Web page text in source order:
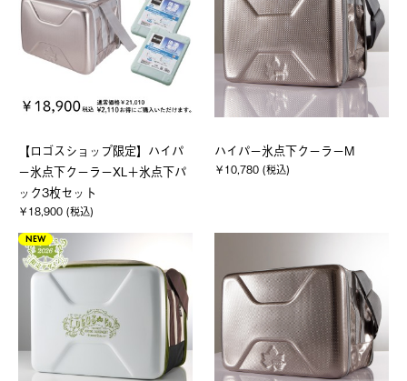
【ロゴスショップ限定】ハイパ
ー氷点下クーラーXL＋氷点下パ
ック3枚セット
￥18,900 (税込)
ハイパー氷点下クーラーM
￥10,780 (税込)
NEW